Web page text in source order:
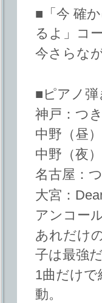
■「今 確
るよ」コ
今さらな
■ピアノ
神戸：つ
中野（昼
中野（夜
名古屋：
大宮：
アンコー
あれだけ
子は最強
1曲だけ
動。